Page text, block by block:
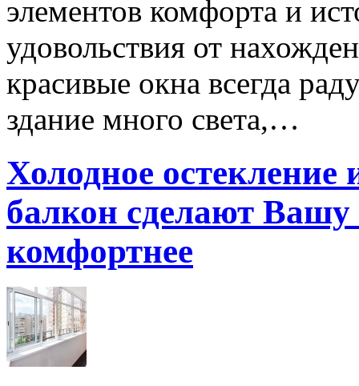
элементов комфорта и
удовольствия от
красивые окна всегда
здание много света,…
Холодное
балкон сделают
комфортнее